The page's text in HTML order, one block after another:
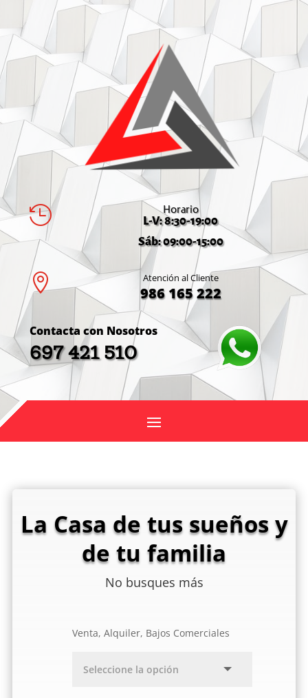
 Horario
L-V: 8:30-19:00
Sáb: 09:00-15:00
 Atención al Cliente
986 165 222
Contacta con Nosotros
697 421 510
La Casa de tus sueños y
de tu familia
No busques más
Venta, Alquiler, Bajos Comerciales